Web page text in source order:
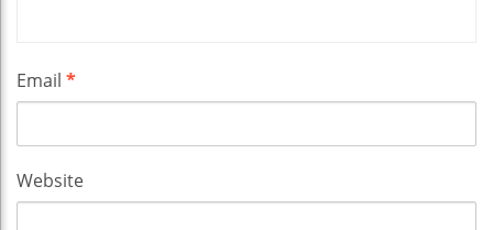
Email *
Website